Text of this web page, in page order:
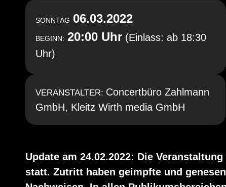
SONNTAG 06.03.2022
BEGINN: 20:00 Uhr (Einlass: ab 18:30
Uhr)
VERANSTALTER: Concertbüro Zahlmann
GmbH, Kleitz Wirth media GmbH
Update am 24.02.2022: Die
statt. Zutritt haben geimpfte und